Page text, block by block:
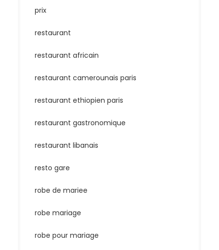
prix
restaurant
restaurant africain
restaurant camerounais paris
restaurant ethiopien paris
restaurant gastronomique
restaurant libanais
resto gare
robe de mariee
robe mariage
robe pour mariage